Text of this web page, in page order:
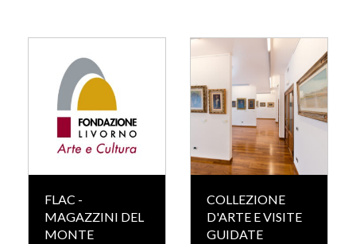
FLAC -
MAGAZZINI DEL
MONTE
COLLEZIONE
D'ARTE E VISITE
GUIDATE